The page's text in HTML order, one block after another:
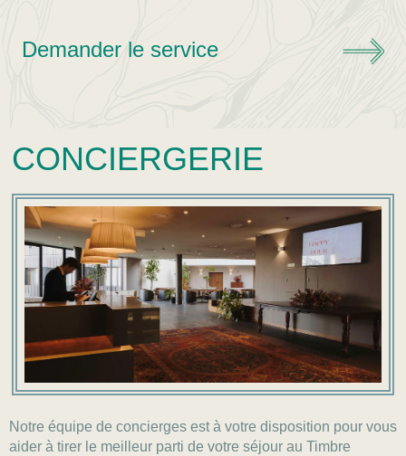
Demander le service
CONCIERGERIE
Notre équipe de concierges est à votre disposition pour vous
aider à tirer le meilleur parti de votre séjour au Timbre